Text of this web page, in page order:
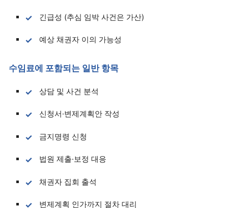
긴급성 (추심 임박 사건은 가산)
예상 채권자 이의 가능성
수임료에 포함되는 일반 항목
상담 및 사건 분석
신청서·변제계획안 작성
금지명령 신청
법원 제출·보정 대응
채권자 집회 출석
변제계획 인가까지 절차 대리